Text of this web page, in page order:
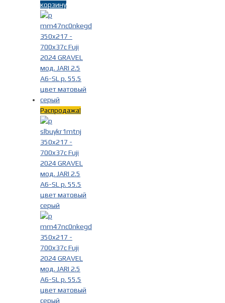
Мужские(17)
Материал рамы
Алюминий
Красный(4)
Оранжевый
Серый(6)
корзину
Распродажа!